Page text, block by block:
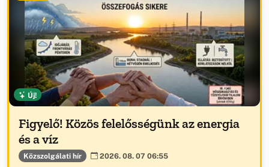
Új!
Figyelő! Közös felelősségünk az energia
és a víz
Közszolgálati hír 2026. 08. 07 06:55